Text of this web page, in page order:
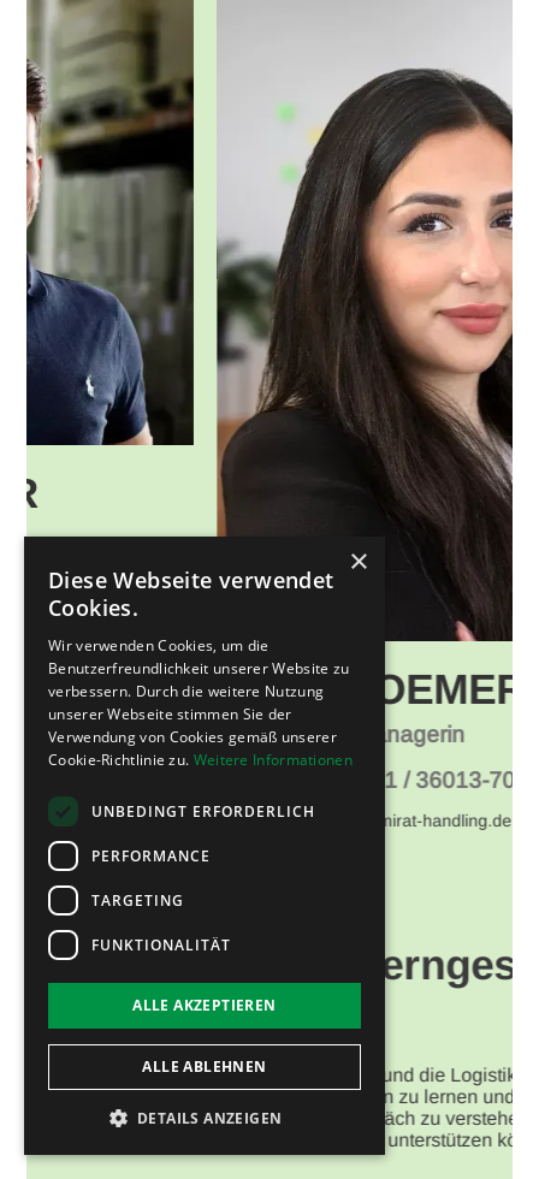
Ansprechpartner
ESRA COEMERT
Key Account Managerin
E-Mail: e.coemert@emirat-handling.de
Kennenlerngespräch
mit Esra
Ich freue mich dich und die Logistikstruktur
deiner Firma kennen zu lernen und in
einem ersten Gespräch zu verstehen, wie
×
Diese Webseite verwendet
Cookies.
Wir verwenden Cookies, um die
Benutzerfreundlichkeit unserer Website zu
verbessern. Durch die weitere Nutzung
unserer Webseite stimmen Sie der
Verwendung von Cookies gemäß unserer
Cookie-Richtlinie zu. Weitere Informationen
UNBEDINGT ERFORDERLICH
PERFORMANCE
TARGETING
FUNKTIONALITÄT
ALLE AKZEPTIEREN
ALLE ABLEHNEN
DETAILS ANZEIGEN